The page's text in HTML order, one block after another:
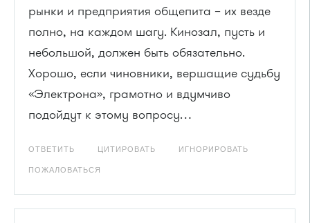
рынки и предприятия общепита – их везде
полно, на каждом шагу. Кинозал, пусть и
небольшой, должен быть обязательно.
Хорошо, если чиновники, вершащие судьбу
«Электрона», грамотно и вдумчиво
подойдут к этому вопросу…
ОТВЕТИТЬ ЦИТИРОВАТЬ ИГНОРИРОВАТЬ
ПОЖАЛОВАТЬСЯ